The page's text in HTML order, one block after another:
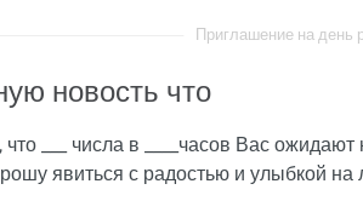
Приглашение на день
новость что
___ числа в ____часов Вас
Прошу явиться с радостью и